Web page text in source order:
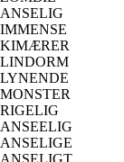
ANSELIG
IMMENSE
KIMÆRER
LINDORM
LYNENDE
MONSTER
RIGELIG
ANSEELIG
ANSELIGE
ANSELIGT